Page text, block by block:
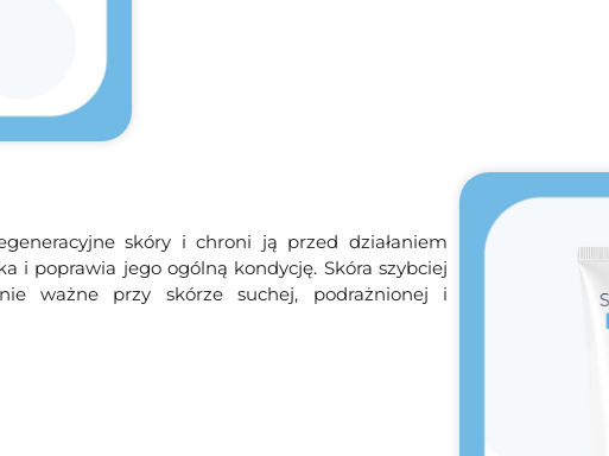
skóry i chroni ją przed działaniem
i poprawia jego ogólną kondycję. Skóra szybciej
ważne przy skórze suchej, podrażnionej i